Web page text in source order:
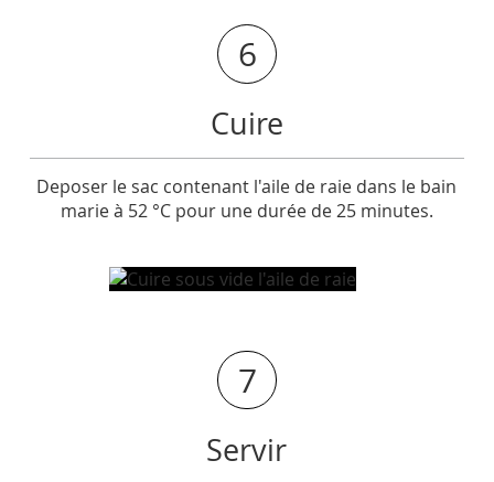
6
Cuire
Deposer le sac contenant l'aile de raie dans le bain
marie à 52 °C pour une durée de 25 minutes.
7
Servir